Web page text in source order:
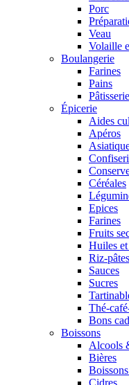
Porc
Veau
Volaille
Boulangerie
Farines
Pains
Épicerie
Aides
Apéros
Céréales
Epices
Farines
Fruits
Huiles
Riz-
Sauces
Sucres
Thé-
Bons
Boissons
Alcools
Bières
Cidres